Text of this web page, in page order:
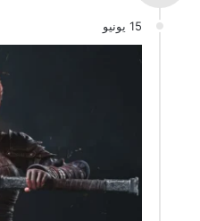
15 يونيو